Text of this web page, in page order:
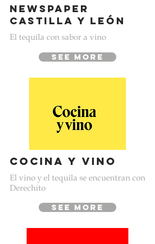
newspaper
castilla y león
El tequila con sabor a vino
see more
Cocina y vino
El vino y el tequila se encuentran con
Derechito
see more